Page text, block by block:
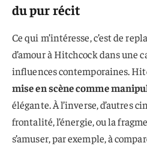
du pur récit
Ce qui m’intéresse, c’est de
d’amour à Hitchcock dans une
influences contemporaines.
mise en scène comme
élégante. À l’inverse, d’autres
frontalité, l’énergie, ou la
s’amuser, par exemple, à